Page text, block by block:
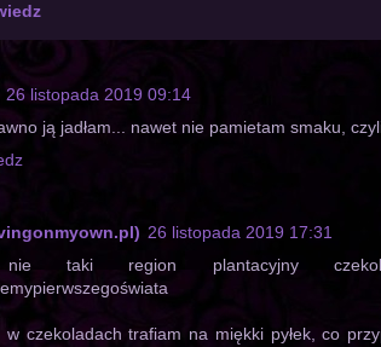
26 listopada 2019 09:14
ją jadłam... nawet nie pamietam smaku,
26 listopada 2019 17:31
taki region plantacyjny
w czekoladach trafiam na miękki pyłek, co